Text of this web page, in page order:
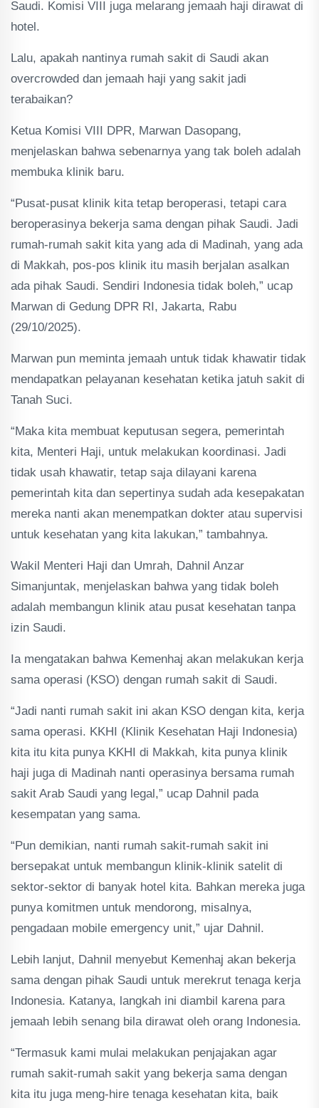
Saudi. Komisi VIII juga melarang jemaah haji dirawat di
hotel.
Lalu, apakah nantinya rumah sakit di Saudi akan
overcrowded dan jemaah haji yang sakit jadi
terabaikan?
Ketua Komisi VIII DPR, Marwan Dasopang,
menjelaskan bahwa sebenarnya yang tak boleh adalah
membuka klinik baru.
“Pusat-pusat klinik kita tetap beroperasi, tetapi cara
beroperasinya bekerja sama dengan pihak Saudi. Jadi
rumah-rumah sakit kita yang ada di Madinah, yang ada
di Makkah, pos-pos klinik itu masih berjalan asalkan
ada pihak Saudi. Sendiri Indonesia tidak boleh,” ucap
Marwan di Gedung DPR RI, Jakarta, Rabu
(29/10/2025).
Marwan pun meminta jemaah untuk tidak khawatir tidak
mendapatkan pelayanan kesehatan ketika jatuh sakit di
Tanah Suci.
“Maka kita membuat keputusan segera, pemerintah
kita, Menteri Haji, untuk melakukan koordinasi. Jadi
tidak usah khawatir, tetap saja dilayani karena
pemerintah kita dan sepertinya sudah ada kesepakatan
mereka nanti akan menempatkan dokter atau supervisi
untuk kesehatan yang kita lakukan,” tambahnya.
Wakil Menteri Haji dan Umrah, Dahnil Anzar
Simanjuntak, menjelaskan bahwa yang tidak boleh
adalah membangun klinik atau pusat kesehatan tanpa
izin Saudi.
Ia mengatakan bahwa Kemenhaj akan melakukan kerja
sama operasi (KSO) dengan rumah sakit di Saudi.
“Jadi nanti rumah sakit ini akan KSO dengan kita, kerja
sama operasi. KKHI (Klinik Kesehatan Haji Indonesia)
kita itu kita punya KKHI di Makkah, kita punya klinik
haji juga di Madinah nanti operasinya bersama rumah
sakit Arab Saudi yang legal,” ucap Dahnil pada
kesempatan yang sama.
“Pun demikian, nanti rumah sakit-rumah sakit ini
bersepakat untuk membangun klinik-klinik satelit di
sektor-sektor di banyak hotel kita. Bahkan mereka juga
punya komitmen untuk mendorong, misalnya,
pengadaan mobile emergency unit,” ujar Dahnil.
Lebih lanjut, Dahnil menyebut Kemenhaj akan bekerja
sama dengan pihak Saudi untuk merekrut tenaga kerja
Indonesia. Katanya, langkah ini diambil karena para
jemaah lebih senang bila dirawat oleh orang Indonesia.
“Termasuk kami mulai melakukan penjajakan agar
rumah sakit-rumah sakit yang bekerja sama dengan
kita itu juga meng-hire tenaga kesehatan kita, baik